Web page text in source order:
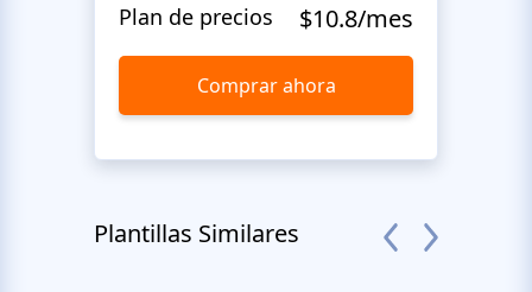
Plan de precios $10.8/mes
Comprar ahora
Plantillas Similares